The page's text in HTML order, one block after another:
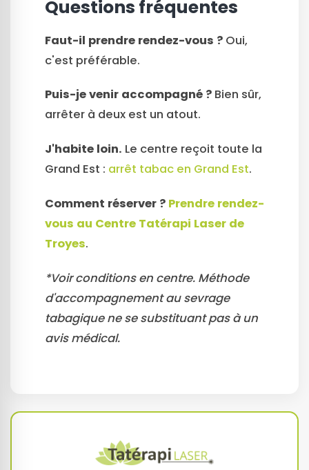
Questions fréquentes
Faut-il prendre rendez-vous ? Oui,
c'est préférable.
Puis-je venir accompagné ? Bien sûr,
arrêter à deux est un atout.
J'habite loin. Le centre reçoit toute la
Grand Est : arrêt tabac en Grand Est.
Comment réserver ? Prendre rendez-
vous au Centre Tatérapi Laser de
Troyes.
*Voir conditions en centre. Méthode
d'accompagnement au sevrage
tabagique ne se substituant pas à un
avis médical.